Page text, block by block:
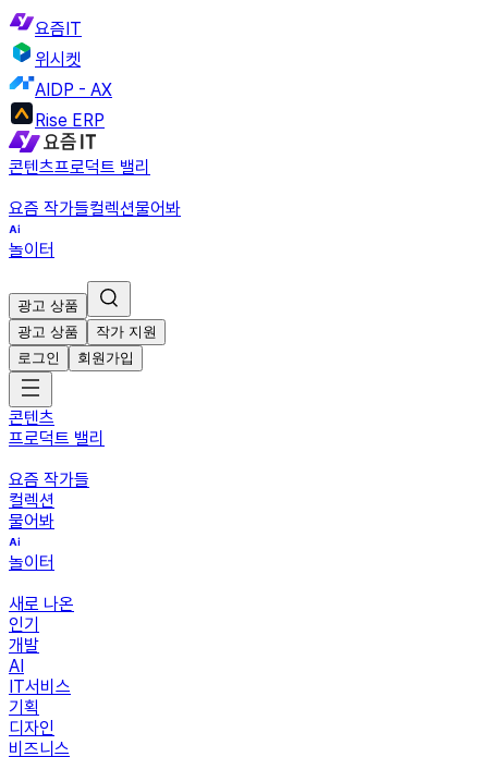
요즘IT
위시켓
AIDP - AX
Rise ERP
콘텐츠프로덕트 밸리
요즘 작가들컬렉션물어봐
놀이터
광고 상품
광고 상품
작가 지원
로그인
회원가입
콘텐츠
프로덕트 밸리
요즘 작가들
컬렉션
물어봐
놀이터
새로 나온
인기
개발
AI
IT서비스
기획
디자인
비즈니스